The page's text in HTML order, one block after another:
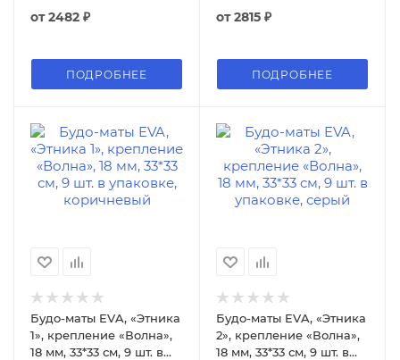
от2482 ₽
ПОДРОБНЕЕ
упаковке
от2815 ₽
ПОДРОБНЕЕ
Будо-маты EVA, «Этника
1», крепление «Волна»,
18 мм, 33*33 см, 9 шт. в
Будо-маты EVA, «Этника
2», крепление «Волна»,
18 мм, 33*33 см, 9 шт. в